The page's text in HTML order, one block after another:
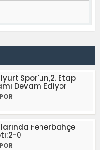
Spor'un,2. Etap
Devam Ediyor
Fenerbahçe
0